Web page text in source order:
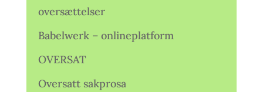
oversættelser
Babelwerk – onlineplatform
OVERSAT
Oversatt sakprosa